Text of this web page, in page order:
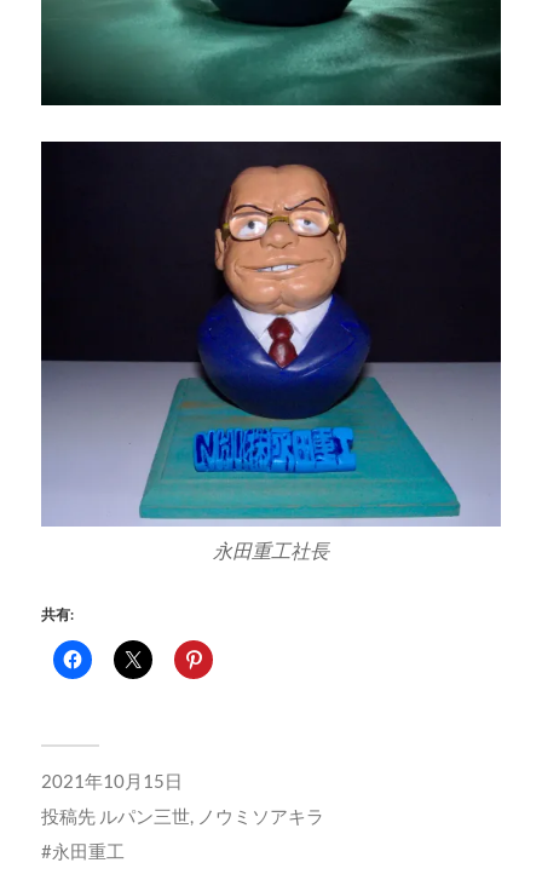
永田重工社長
共有:
2021年10月15日
投稿先 ルパン三世, ノウミソアキラ
永田重工